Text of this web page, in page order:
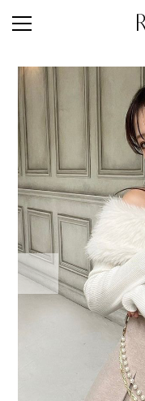
STAFF STYLE
NEWS
MAGAZINE
LOOK BOOK
NEW ARRIVAL
RANKING
STYLE PHOTO
ACCOUNT
SHOP LIST
ONLINE STORE